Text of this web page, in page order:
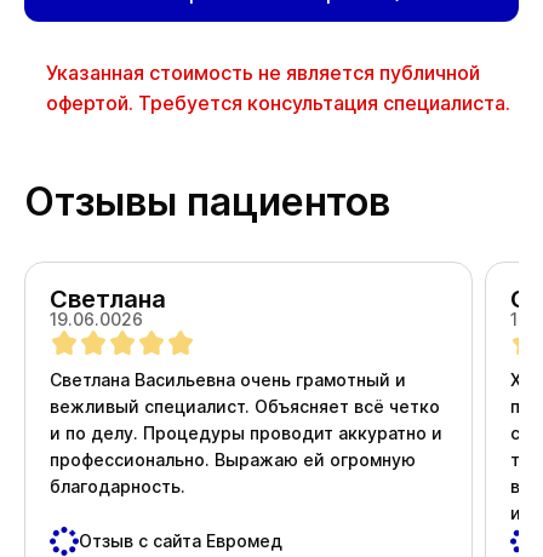
Указанная стоимость не является публичной
офертой. Требуется консультация специалиста.
Отзывы пациентов
Светлана
19.06.0026
Светлана Васильевна очень грамотный и
вежливый специалист. Объясняет всё четко
и по делу. Процедуры проводит аккуратно и
профессионально. Выражаю ей огромную
благодарность.
Отзыв с сайта Евромед
и